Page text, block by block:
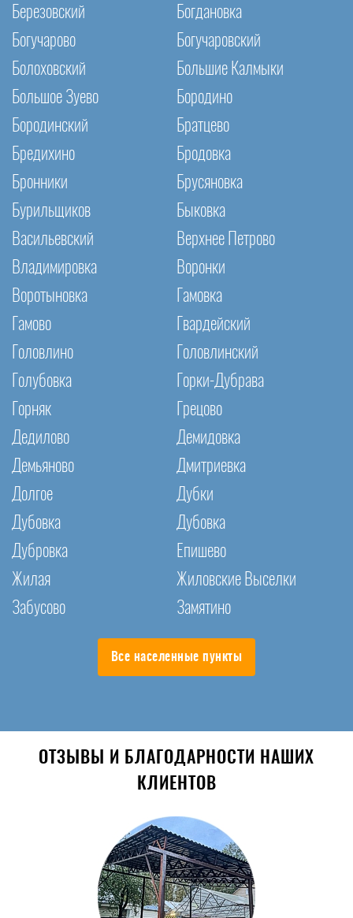
Березовский
Богдановка
Богучарово
Богучаровский
Болоховский
Большие Калмыки
Большое Зуево
Бородино
Бородинский
Братцево
Бредихино
Бродовка
Бронники
Брусяновка
Бурильщиков
Быковка
Васильевский
Верхнее Петрово
Владимировка
Воронки
Воротыновка
Гамовка
Гамово
Гвардейский
Головлино
Головлинский
Голубовка
Горки-Дубрава
Горняк
Грецово
Дедилово
Демидовка
Демьяново
Дмитриевка
Долгое
Дубки
Дубовка
Дубовка
Дубровка
Епишево
Жилая
Жиловские Выселки
Забусово
Замятино
Все населенные пункты
ОТЗЫВЫ И БЛАГОДАРНОСТИ НАШИХ
КЛИЕНТОВ